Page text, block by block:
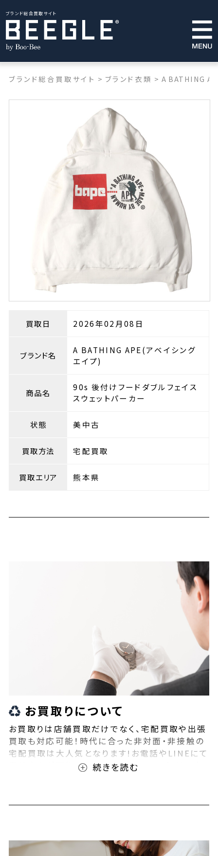
ブランド総合買取サイト
ブランド総合買取サイト > ブランド衣類 > A BATHING
買取日 2026年02月08日
ブランド名
A BATHING APE(アベイシング
エイプ)
商品名
90s 後付けフードダブルフェイス
スウェットパーカー
状態 美中古
買取方法 宅配買取
買取エリア 熊本県
お買取りについて
お買取りは店舗買取だけでなく、宅配買取や出張
買取も対応可能！時代に合った非対面・非接触の
宅配買取は大人気となります!お電話やLINEにて
事前査定が可能となっております！また無料の宅